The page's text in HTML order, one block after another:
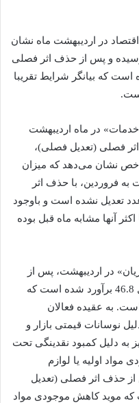
در اردیبهشت ماه نشان
که شامخ کل اقتصاد به 55.9 رسیده و پس از حذف اثر فصلی
50.7 برآورد شده است که بیانگر شرایط تقریبا
در ماه اردیبهشت
اثر فصلی (تعدیل فصلی)،
شاخص نشان می‌دهد که میزان
به فروردین، با حذف اثر
تعدیل نشده است و باوجود
آنها مشابه ماه قبل بوده
در اردیبهشت، پس از
حذف اثر فصلی (تعدیل فصلی)، معادل 46.8 برآورد شده است که
به عقیده فعالان
نوسانات قیمتی بازار و
به دلیل کمبود نقدینگی تحت
اولیه یا لوازم
حذف اثر فصلی (تعدیل
شده است که موید کاهش موجودی مواد